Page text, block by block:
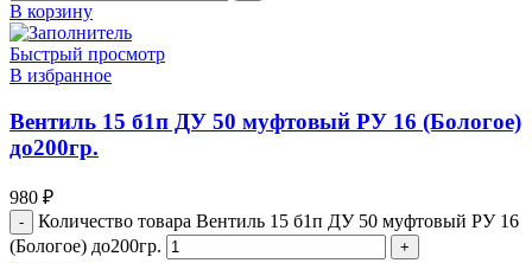
В корзину
Быстрый просмотр
В избранное
Вентиль 15 б1п ДУ 50 муфтовый РУ 16 (Бологое)
до200гр.
980 ₽
Количество товара Вентиль 15 б1п ДУ 50 муфтовый РУ 16
(Бологое) до200гр.